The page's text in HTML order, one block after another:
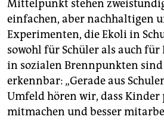
Mittelpunkt stehen
einfachen, aber nachhaltigen
Experimenten, die Ekoli in
sowohl für Schüler als auch für
in sozialen Brennpunkten sind
erkennbar: „Gerade aus
Umfeld hören wir, dass
mitmachen und besser